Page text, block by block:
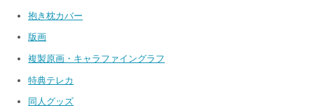
抱き枕カバー
版画
複製原画・キャラファイングラフ
特典テレカ
同人グッズ